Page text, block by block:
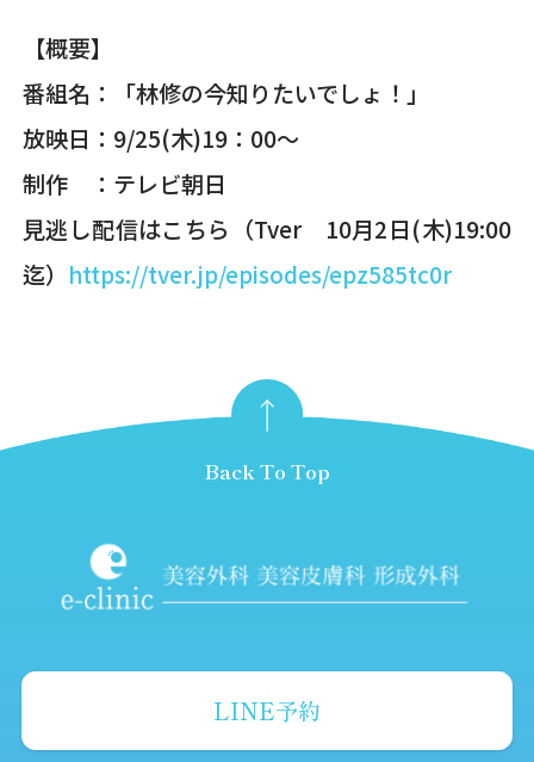
【概要】
番組名：「林修の今知りたいでしょ！」
放映日：9/25(木)19：00～
制作 ：テレビ朝日
見逃し配信はこちら（Tver 10月2日(木)19:00
迄） https://tver.jp/episodes/epz585tc0r
LINE予約
Back To Top